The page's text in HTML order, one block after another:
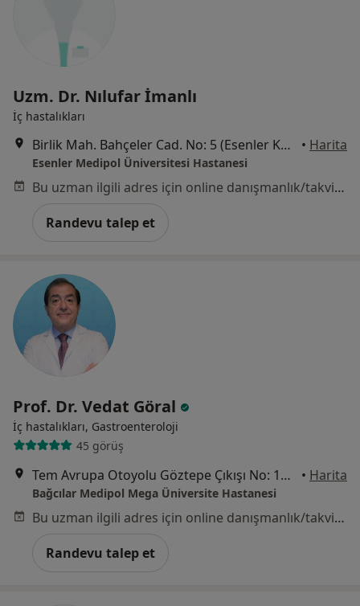
Uzm. Dr. Nılufar İmanlı
İç hastalıkları
Birlik Mah. Bahçeler Cad. No: 5 (Esenler Kültür Merkezi Karşısı), Esenler • Harita
Esenler Medipol Üniversitesi Hastanesi
Bu uzman ilgili adres için online danışmanlık/takvim sunmuyor.
Randevu talep et
Prof. Dr. Vedat Göral
İç hastalıkları, Gastroenteroloji
45 görüş
Tem Avrupa Otoyolu Göztepe Çıkışı No: 1Bağcılar, İstanbul • Harita
Bağcılar Medipol Mega Üniversite Hastanesi
Bu uzman ilgili adres için online danışmanlık/takvim sunmuyor.
Randevu talep et